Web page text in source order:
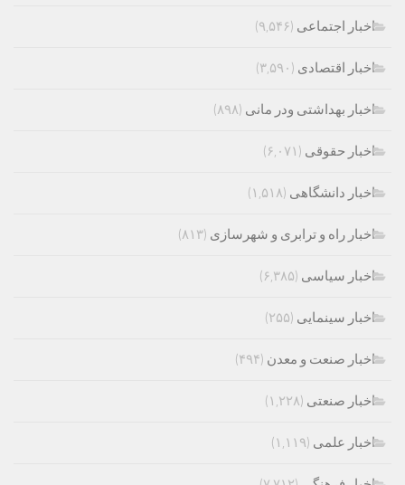
اخبار اجتماعی (۹,۵۴۶)
اخبار اقتصادی (۳,۵۹۰)
اخبار بهداشتی ودر مانی (۸۹۸)
اخبار حقوقی (۶,۰۷۱)
اخبار دانشگاهی (۱,۵۱۸)
اخبار راه و ترابری و شهرسازی (۸۱۳)
اخبار سیاسی (۶,۳۸۵)
اخبار سینمایی (۲۵۵)
اخبار صنعت و معدن (۴۹۴)
اخبار صنعتی (۱,۲۲۸)
اخبار علمی (۱,۱۱۹)